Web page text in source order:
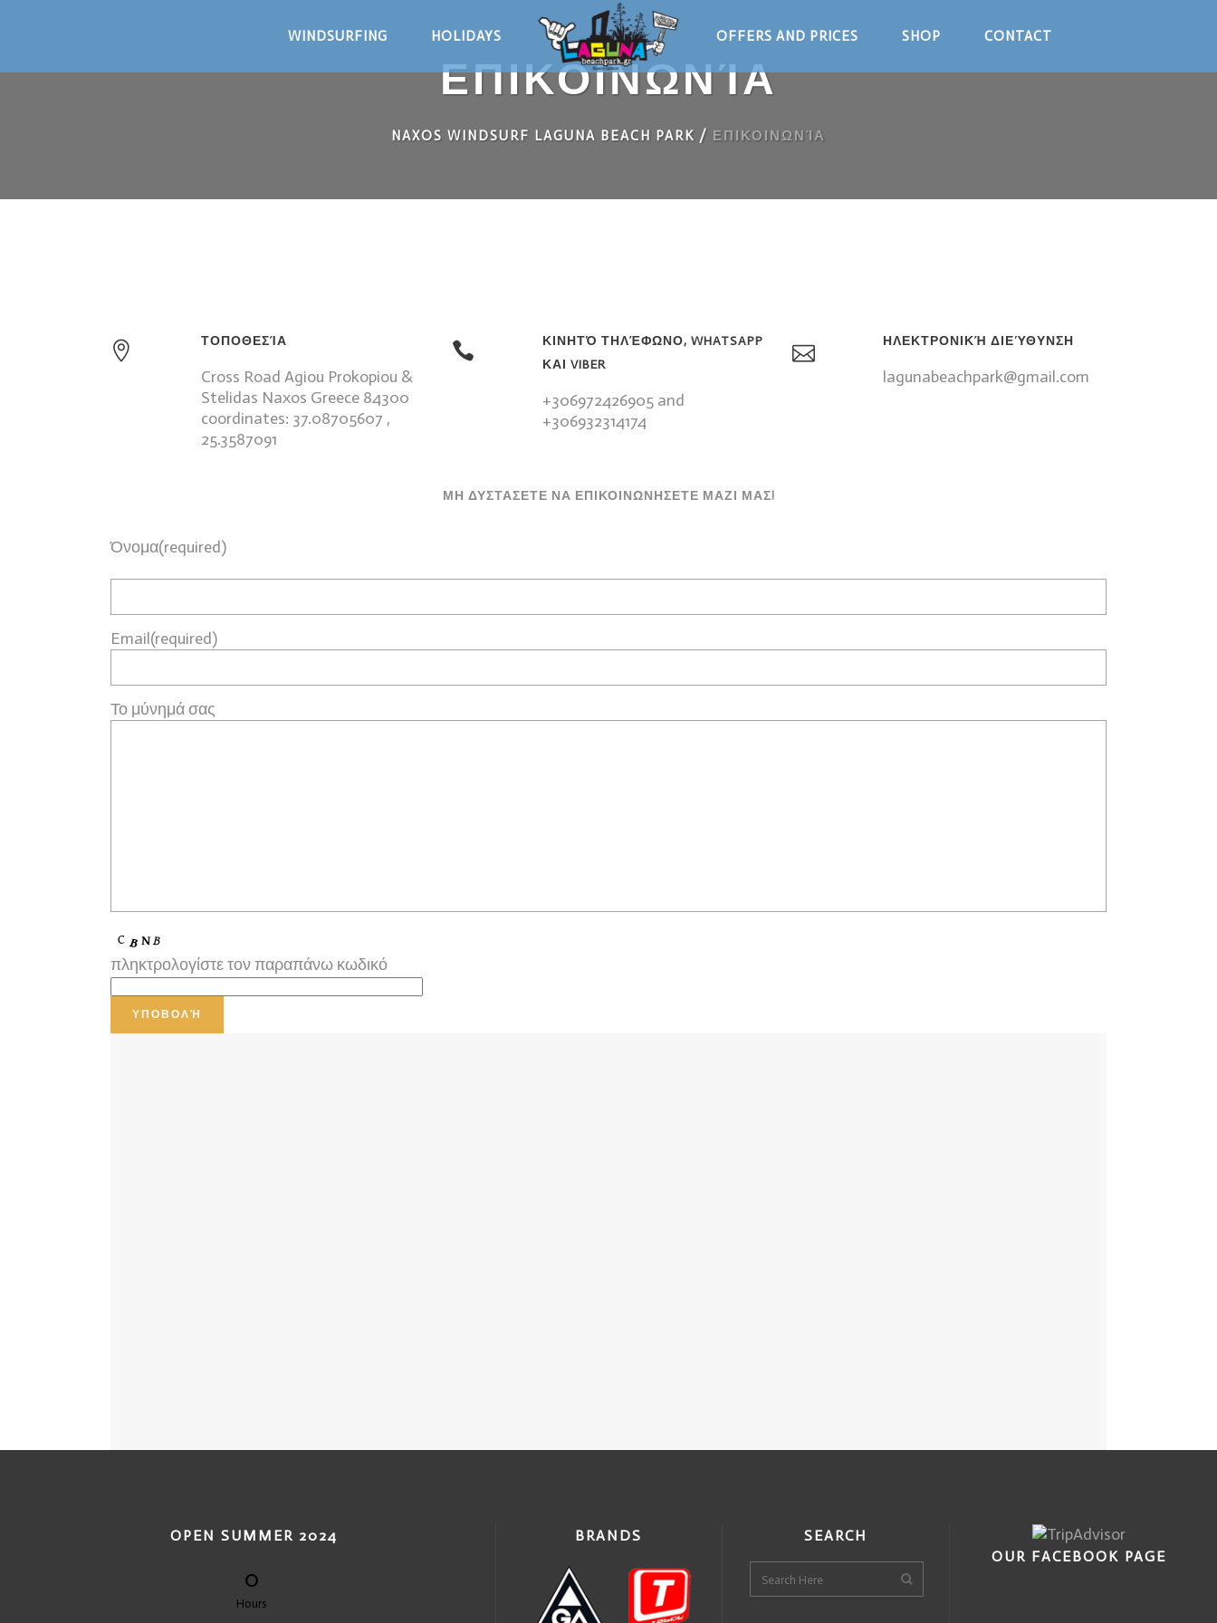
WINDSURFING HOLIDAYS OFFERS AND PRICES SHOP CONTACT
ΕΠΙΚΟΙΝΩΝΊΑ
NAXOS WINDSURF LAGUNA BEACH PARK / ΕΠΙΚΟΙΝΩΝΊΑ
ΤΟΠΟΘΕΣΊΑ
Cross Road Agiou Prokopiou &
Stelidas Naxos Greece 84300
coordinates: 37.08705607 ,
25.3587091
ΚΙΝΗΤΌ ΤΗΛΈΦΩΝΟ, WHATSAPP
ΚΑΙ VIBER
+306972426905 and
+306932314174
ΗΛΕΚΤΡΟΝΙΚΉ ΔΙΕΎΘΥΝΣΗ
lagunabeachpark@gmail.com
ΜΗ ΔΥΣΤΑΣΕΤΕ ΝΑ ΕΠΙΚΟΙΝΩΝΗΣΕΤΕ ΜΑΖΙ ΜΑΣ!
Όνομα(required)
Email(required)
Το μύνημά σας
πληκτρολογίστε τον παραπάνω κωδικό
OPEN SUMMER 2024
0
Hours
BRANDS
SEARCH
OUR FACEBOOK PAGE